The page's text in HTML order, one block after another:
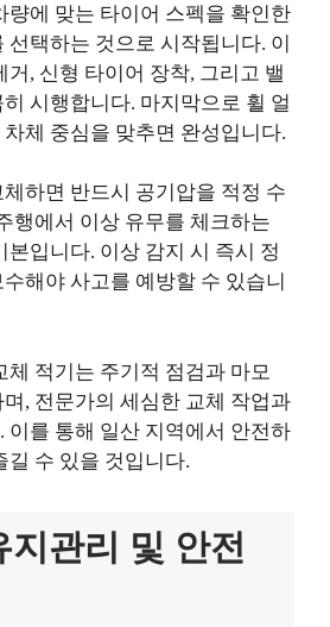
량에 맞는 타이어 스펙을 확인한
선택하는 것으로 시작됩니다. 이
거, 신형 타이어 장착, 그리고 밸
시행합니다. 마지막으로 휠 얼
체 중심을 맞추면 완성입니다.
하면 반드시 공기압을 적정 수
행에서 이상 유무를 체크하는
본입니다. 이상 감지 시 즉시 정
해야 사고를 예방할 수 있습니
체 적기는 주기적 점검과 마모
, 전문가의 세심한 교체 작업과
이를 통해 일산 지역에서 안전하
길 수 있을 것입니다.
지관리 및 안전